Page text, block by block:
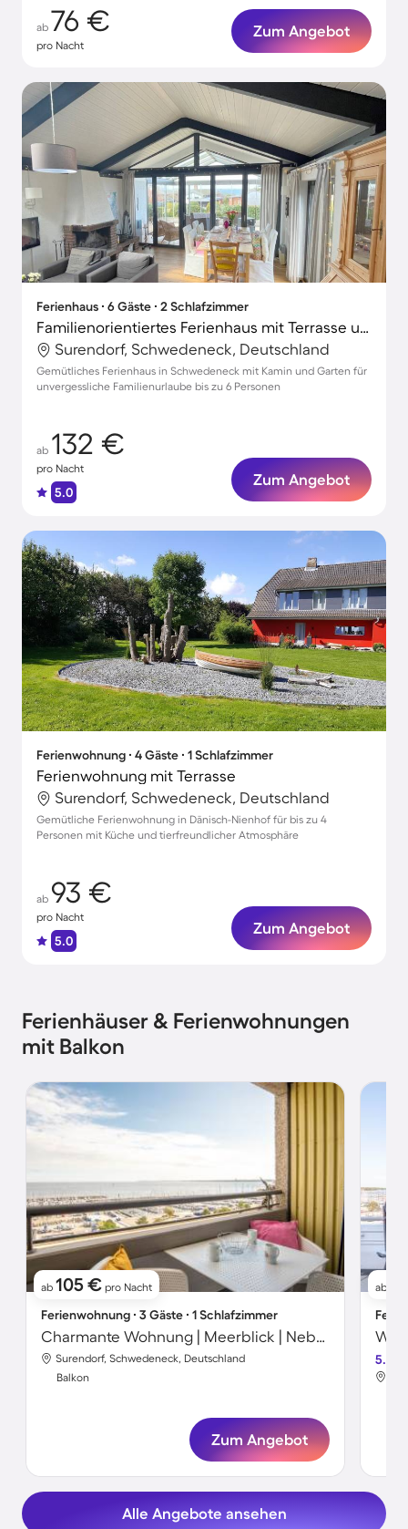
ab 76 €
pro Nacht
Zum Angebot
Ferienhaus ∙ 6 Gäste ∙ 2 Schlafzimmer
Familienorientiertes Ferienhaus mit Terrasse und Garten | Neben dem Strand
Surendorf, Schwedeneck, Deutschland
Gemütliches Ferienhaus in Schwedeneck mit Kamin und Garten für
unvergessliche Familienurlaube bis zu 6 Personen
ab 132 €
pro Nacht
5.0
Zum Angebot
Ferienwohnung ∙ 4 Gäste ∙ 1 Schlafzimmer
Ferienwohnung mit Terrasse
Surendorf, Schwedeneck, Deutschland
Gemütliche Ferienwohnung in Dänisch-Nienhof für bis zu 4
Personen mit Küche und tierfreundlicher Atmosphäre
ab 93 €
pro Nacht
5.0
Zum Angebot
Ferienhäuser & Ferienwohnungen
mit Balkon
ab 105 € pro Nacht
Ferienwohnung ∙ 3 Gäste ∙ 1 Schlafzimmer
Charmante Wohnung | Meerblick | Neben dem Strand
Surendorf, Schwedeneck, Deutschland
Balkon
Zum Angebot
ab
5.0
Alle Angebote ansehen